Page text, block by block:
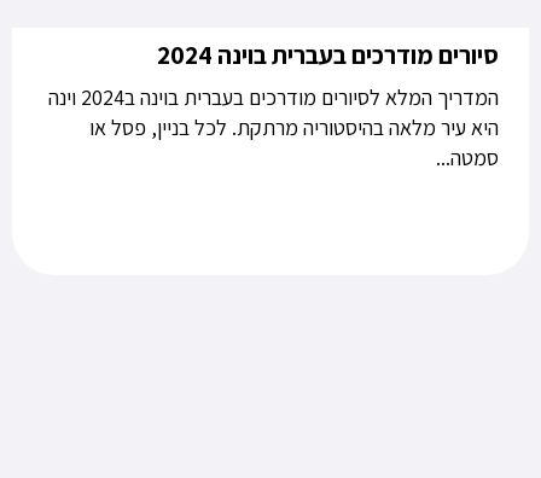
סיורים מודרכים בעברית בוינה 2024
המדריך המלא לסיורים מודרכים בעברית בוינה ב2024 וינה
היא עיר מלאה בהיסטוריה מרתקת. לכל בניין, פסל או
סמטה...